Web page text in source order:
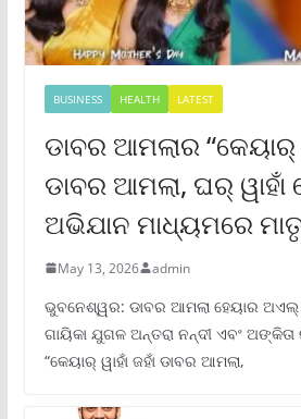
BUSINESS HEALTH LATEST
ଡାବର ଆମଲାର “କେୟାର୍
ଡାବର ଆମଲା, ଘର୍ ୱାହାଁ
ଅଭିଯାନ ମାଧ୍ୟମରେ
May 13, 2026 admin
ଭୁବନେଶ୍ୱର: ଡାବର ଆମଲା ହେୟାର
ଗାୟିକା ଯୁଗଳ ଅନ୍ତରା ନନ୍ଦୀ ଏବଂ
“କେୟାର୍ ୱାହାଁ ଜହାଁ ଡାବର ଆମଲା,